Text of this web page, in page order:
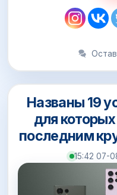
Названы 19
для
последним
15:42 07-